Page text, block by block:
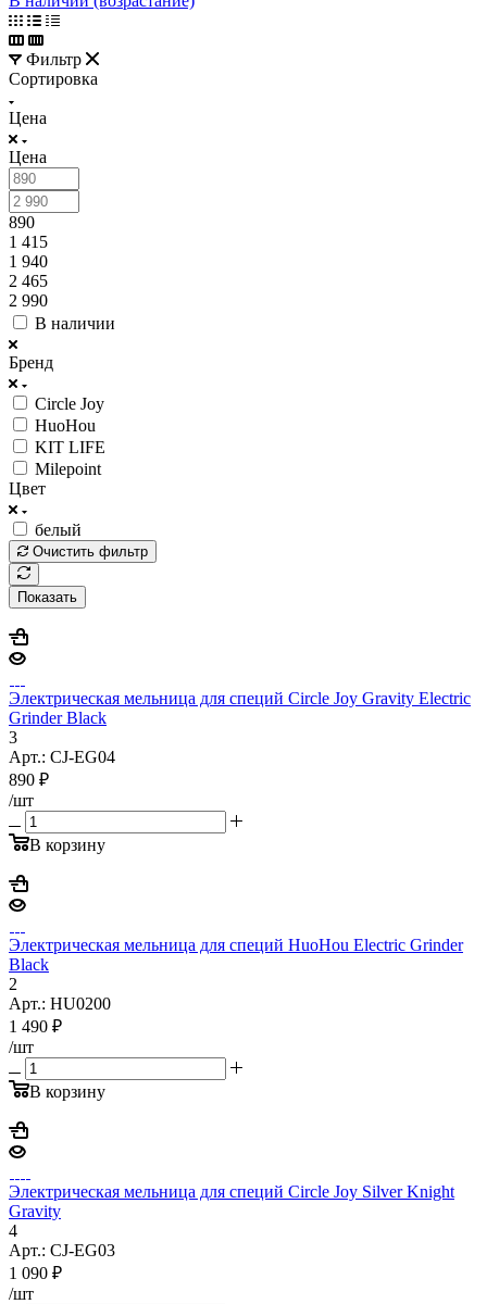
Фильтр
Сортировка
Цена
Цена
890
1 415
1 940
2 465
2 990
В наличии
Бренд
Circle Joy
HuoHou
KIT LIFE
Milepoint
Цвет
белый
Очистить фильтр
Показать
Электрическая мельница для специй Circle Joy Gravity Electric
Grinder Black
3
Арт.: CJ-EG04
890 ₽
/шт
В корзину
Электрическая мельница для специй HuoHou Electric Grinder
Black
2
Арт.: HU0200
1 490 ₽
/шт
В корзину
Электрическая мельница для специй Circle Joy Silver Knight
Gravity
4
Арт.: CJ-EG03
1 090 ₽
/шт